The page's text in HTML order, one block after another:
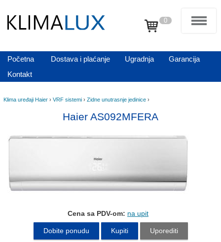
0
Početna Dostava i plaćanje Ugradnja
Garancija
Kontakt
Klima uređaji Haier › VRF sistemi › Zidne unutrasnje jedinice ›
Haier AS092MFERA
Cena sa PDV-om: na upit
Dobite ponudu Kupiti Uporediti